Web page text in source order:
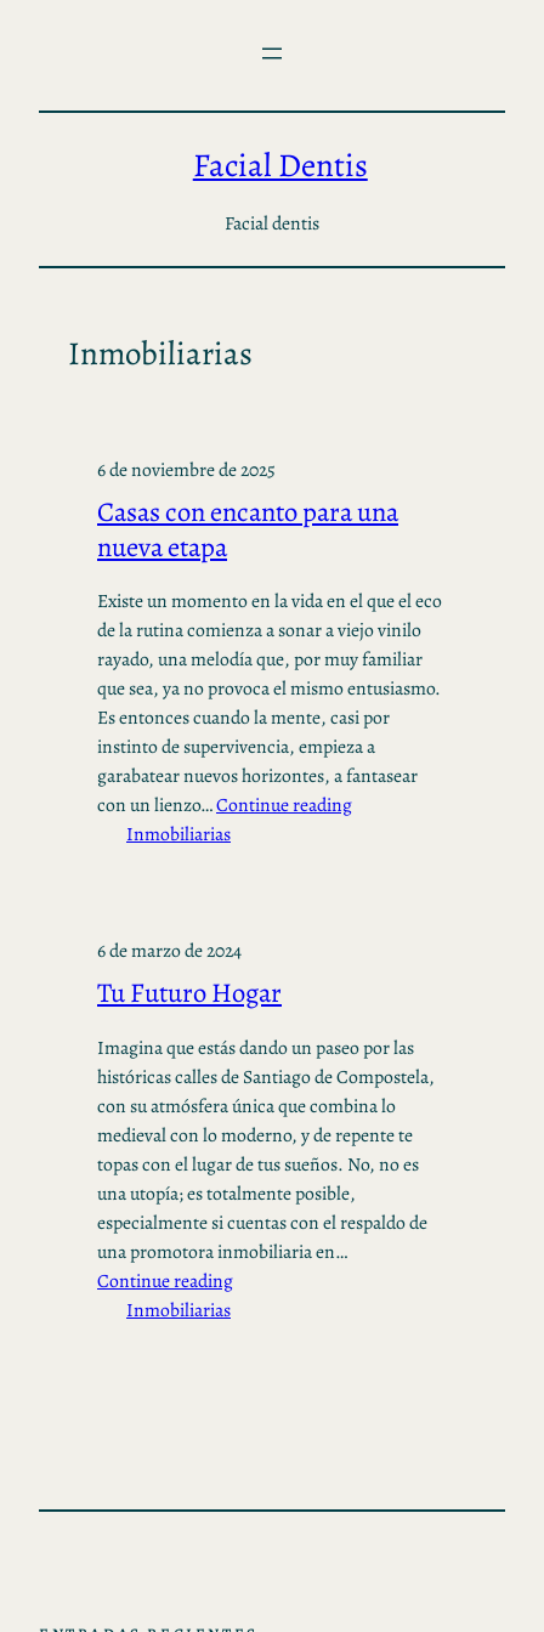
Facial Dentis
Facial dentis
Inmobiliarias
6 de noviembre de 2025
Casas con encanto para una
nueva etapa
Existe un momento en la vida en el que el eco
de la rutina comienza a sonar a viejo vinilo
rayado, una melodía que, por muy familiar
que sea, ya no provoca el mismo entusiasmo.
Es entonces cuando la mente, casi por
instinto de supervivencia, empieza a
garabatear nuevos horizontes, a fantasear
con un lienzo…Continue reading
Inmobiliarias
6 de marzo de 2024
Tu Futuro Hogar
Imagina que estás dando un paseo por las
históricas calles de Santiago de Compostela,
con su atmósfera única que combina lo
medieval con lo moderno, y de repente te
topas con el lugar de tus sueños. No, no es
una utopía; es totalmente posible,
especialmente si cuentas con el respaldo de
una promotora inmobiliaria en…
Continue reading
Inmobiliarias